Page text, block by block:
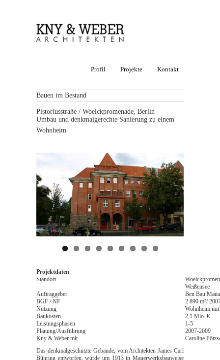
Profil Projekte Kontakt
Bauen im Bestand
Pistoriusstraße / Woelckpromenade, Berlin
Umbau und denkmalgerechte Sanierung zu einem
Wohnheim
Projektdaten
Standort
Weißensee
Auftraggeber
Ben Bau
BGF / NF
2.890 m²/
Nutzung
Wohnheim mit
Baukosten
2,1 Mio. €
Leistungsphasen
1-5
Planung/Ausführung
2007-2009
Kny & Weber mit
Caroline
Das denkmalgeschützte Gebäude, vom Architekten James Carl
Bühring entworfen, wurde um 1913 in Mauerwerksbauweise